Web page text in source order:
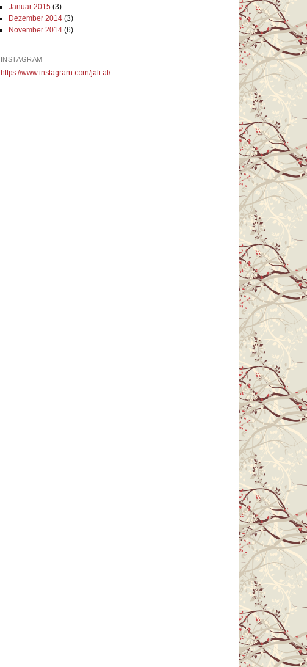
Januar 2015 (3)
Dezember 2014(3)
November 2014(6)
INSTAGRAM
https://www.instagram.com/jafi.at/